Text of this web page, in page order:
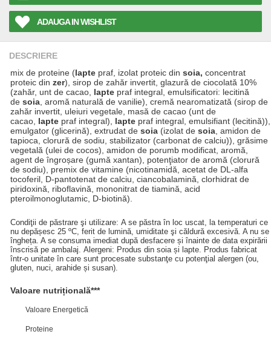
ADAUGA IN WISHLIST
DESCRIERE
mix de proteine (lapte praf, izolat proteic din soia, concentrat
proteic din zer), sirop de zahăr invertit, glazură de ciocolată 10%
(zahăr, unt de cacao, lapte praf integral, emulsificatori: lecitină
de soia , aromă naturală de vanilie), cremă nearomatizată (sirop de
zahăr invertit, uleiuri vegetale, masă de cacao (unt de
cacao, lapte praf integral), lapte praf integral, emulsifiant (lecitină)),
emulgator (glicerină), extrudat de soia (izolat de soia , amidon de
tapioca, clorură de sodiu, stabilizator (carbonat de calciu)), grăsime
vegetală (ulei de cocos), amidon de porumb modificat, aromă,
agent de îngroșare (gumă xantan), potenţiator de aromă (clorură
de sodiu), premix de vitamine (nicotinamidă, acetat de DL-alfa
tocoferil, D-pantotenat de calciu, ciancobalamină, clorhidrat de
piridoxină, riboflavină, mononitrat de tiamină, acid
pteroilmonoglutamic, D-biotină).
Condiţii de păstrare şi utilizare: A se păstra în loc uscat, la temperaturi ce
nu depășesc 25 ºC, ferit de lumină, umiditate şi căldură excesivă. A nu se
îngheța. A se consuma imediat după desfacere și înainte de data expirării
înscrisă pe ambalaj. Alergeni: Produs din soia și lapte. Produs fabricat
într-o unitate în care sunt procesate substanţe cu potenţial alergen (ou,
gluten, nuci, arahide și susan).
Valoare nutrițională***
Valoare Energetică
Proteine